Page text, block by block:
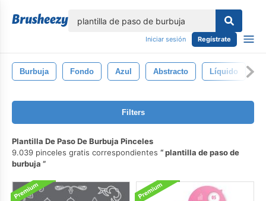
Iniciar sesión Regístrate
Burbuja Fondo Azul Abstracto Líquido
Filters
Plantilla De Paso De Burbuja Pinceles
9.039 pinceles gratis correspondientes
plantilla de paso de
burbuja